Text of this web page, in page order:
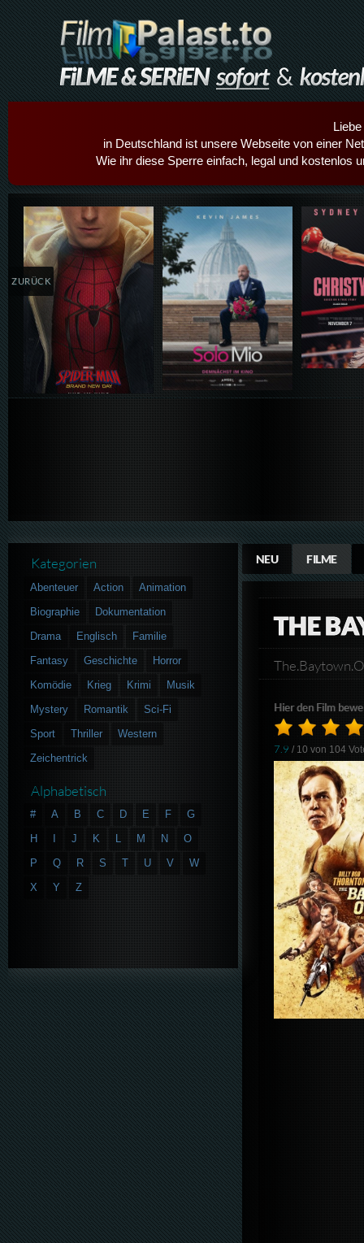
in Deutschland ist unsere Webseite von einer
Wie ihr diese Sperre einfach, legal und kostenlos
Details,Play Details,Play
ZURÜCK
NEU FILME
THE
Hier den Film
7.9 / 10 von 104
Kategorien
Abenteuer Action
Animation
Biographie
Dokumentation
Drama
Englisch
Familie
Fantasy
Geschichte
Horror
Komödie
Krieg Krimi
Musik
Mystery
Romantik
Sci-Fi
Sport
Thriller
Western
Zeichentrick
Alphabetisch
# A B C D E F
G
H
J K L M N
O
P
Q R S T U V
W
X
Y Z